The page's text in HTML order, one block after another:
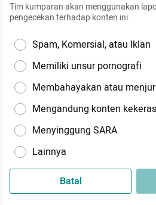
Tim kumparan akan menggunakan
pengecekan terhadap konten ini.
Spam, Komersial, atau Iklan
Memiliki unsur pornografi
Membahayakan atau
Mengandung konten
Menyinggung SARA
Lainnya
Batal